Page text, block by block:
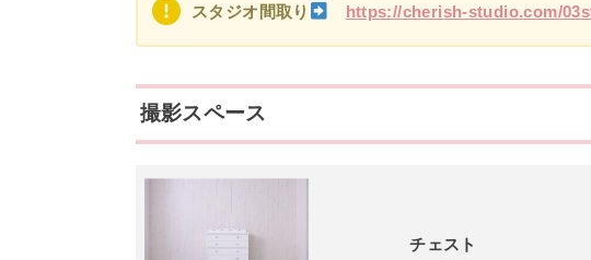
スタジオ間取り https://cherish-studio.com/
撮影スペース
チェスト